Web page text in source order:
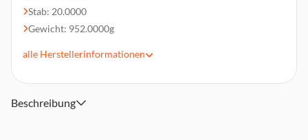
Stab: 20.0000
Gewicht: 952.0000g
alle Herstellerinformationen
Beschreibung